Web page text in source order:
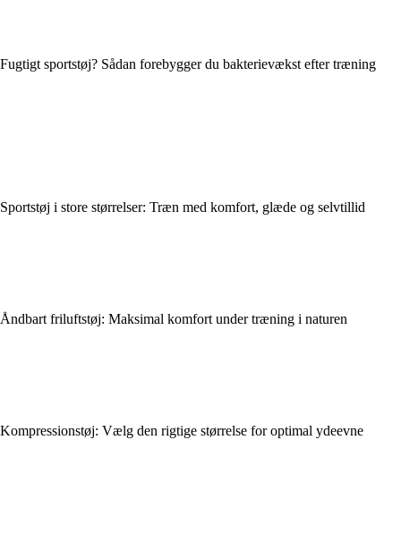
Fugtigt sportstøj? Sådan forebygger du bakterievækst efter træning
Sportstøj i store størrelser: Træn med komfort, glæde og selvtillid
Åndbart friluftstøj: Maksimal komfort under træning i naturen
Kompressionstøj: Vælg den rigtige størrelse for optimal ydeevne